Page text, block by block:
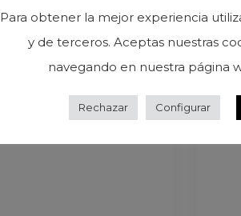
Related
Para obtener la mejor experiencia
y de terceros. Aceptas nuestras
navegando en nuestra página
Rechazar Configurar